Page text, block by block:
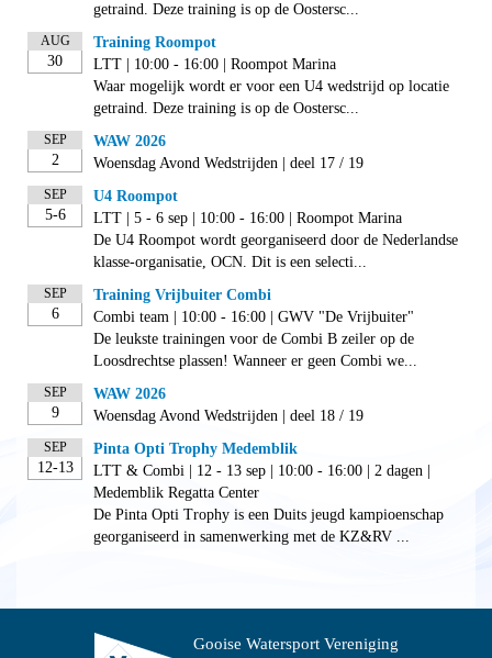
getraind. Deze training is op de Oostersc...
AUG
30
Training Roompot
LTT | 10:00 - 16:00 | Roompot Marina
Waar mogelijk wordt er voor een U4 wedstrijd op locatie
getraind. Deze training is op de Oostersc...
SEP
2
WAW 2026
Woensdag Avond Wedstrijden | deel 17 / 19
SEP
5-6
U4 Roompot
LTT | 5 - 6 sep | 10:00 - 16:00 | Roompot Marina
De U4 Roompot wordt georganiseerd door de Nederlandse
klasse-organisatie, OCN. Dit is een selecti...
SEP
6
Training Vrijbuiter Combi
Combi team | 10:00 - 16:00 | GWV "De Vrijbuiter"
De leukste trainingen voor de Combi B zeiler op de
Loosdrechtse plassen! Wanneer er geen Combi we...
SEP
9
WAW 2026
Woensdag Avond Wedstrijden | deel 18 / 19
SEP
12-13
Pinta Opti Trophy Medemblik
LTT & Combi | 12 - 13 sep | 10:00 - 16:00 | 2 dagen |
Medemblik Regatta Center
De Pinta Opti Trophy is een Duits jeugd kampioenschap
georganiseerd in samenwerking met de KZ&RV ...
Gooise Watersport Vereniging